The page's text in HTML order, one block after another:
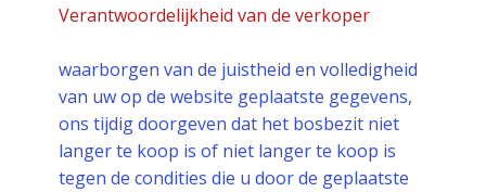
Verantwoordelijkheid van de verkoper
waarborgen van de juistheid en volledigheid
van uw op de website geplaatste gegevens,
ons tijdig doorgeven dat het bosbezit niet
langer te koop is of niet langer te koop is
tegen de condities die u door de geplaatste